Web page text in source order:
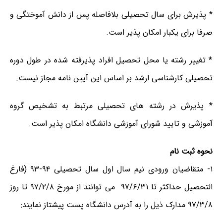
* پذیرش برای سال تحصیلی بلافاصله پس از دانش آموختگی و
صرفا برای یکبار امکان پذیر است.
* تغییر رشته یا محل تحصیل افراد پذیرفته شده در طول دوره
تحصیلی کارشناسی ارشد بر اساس این آیین نامه مجاز نیست.
* پذیرش در رشته های تحصیلی مرتبط به تشخیص گروه
آموزشی و تایید شورای آموزشی دانشگاه امکان پذیر است.
نحوه ثبت نام
۱- متقاضیان ورودی نیم سال اول سال تحصیلی ۹۴-۹۳ (فارغ
التحصیل حداکثر تا ۹۷/۶/۳۱ می توانند از مورخ ۹۷/۲/۸ تا روز
۹۷/۳/۸ مدارک ذیل را به آدرس دانشگاه پست پیشتاز نمایند: